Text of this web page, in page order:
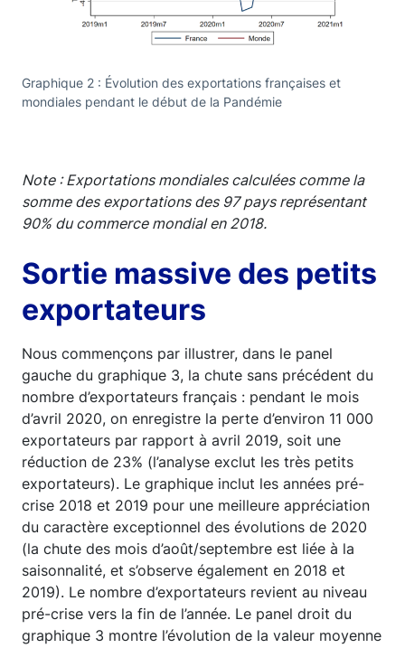
Graphique 2 : Évolution des exportations françaises et
mondiales pendant le début de la Pandémie
Note :Exportations mondiales calculées comme la
somme des exportations des 97 pays représentant
90% du commerce mondial en 2018.
Sortie massive des petits
exportateurs
Nous commençons par illustrer, dans le panel
gauche du graphique 3, la chute sans précédent du
nombre d’exportateurs français : pendant le mois
d’avril 2020, on enregistre la perte d’environ 11 000
exportateurs par rapport à avril 2019, soit une
réduction de 23% (l’analyse exclut les très petits
exportateurs). Le graphique inclut les années pré-
crise 2018 et 2019 pour une meilleure appréciation
du caractère exceptionnel des évolutions de 2020
(la chute des mois d’août/septembre est liée à la
saisonnalité, et s’observe également en 2018 et
2019). Le nombre d’exportateurs revient au niveau
pré-crise vers la fin de l’année. Le panel droit du
graphique 3 montre l’évolution de la valeur moyenne